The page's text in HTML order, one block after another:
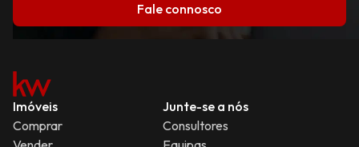
Fale connosco
Imóveis
Comprar
Junte-se a nós
Consultores